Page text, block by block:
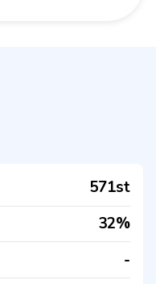
571st
32%
-